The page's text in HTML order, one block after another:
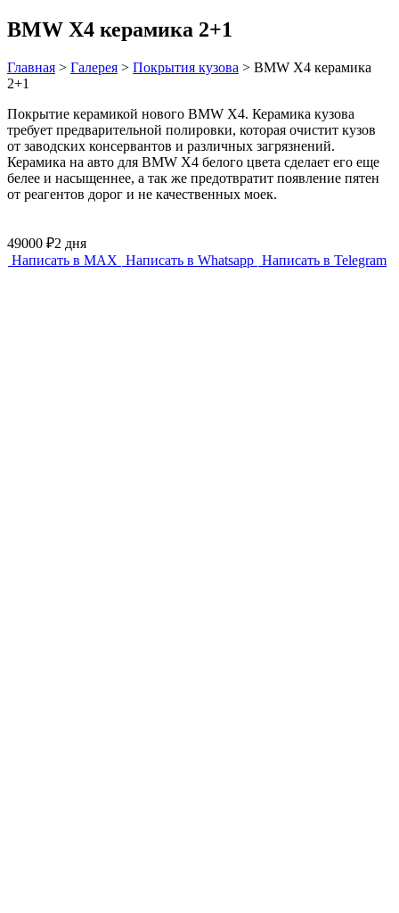
BMW X4 керамика 2+1
Главная > Галерея > Покрытия кузова > BMW X4 керамика
2+1
Покрытие керамикой нового BMW X4. Керамика кузова
требует предварительной полировки, которая очистит кузов
от заводских консервантов и различных загрязнений.
Керамика на авто для BMW X4 белого цвета сделает его еще
белее и насыщеннее, а так же предотвратит появление пятен
от реагентов дорог и не качественных моек.
49000 ₽2 дня
Написать в MAX Написать в Whatsapp Написать в Telegram